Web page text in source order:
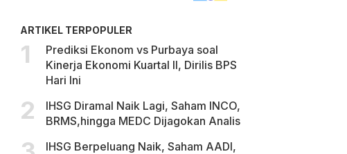
ARTIKEL TERPOPULER
Prediksi Ekonom vs Purbaya soal
Kinerja Ekonomi Kuartal II, Dirilis BPS
Hari Ini
IHSG Diramal Naik Lagi, Saham INCO,
BRMS,hingga MEDC Dijagokan Analis
IHSG Berpeluang Naik, Saham AADI,